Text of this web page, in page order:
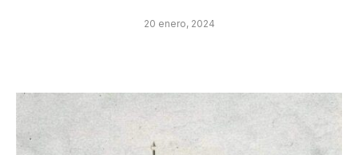
20 enero, 2024